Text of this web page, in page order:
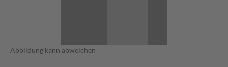
Abbildung kann abweichen